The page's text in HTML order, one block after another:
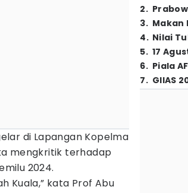
di Lapangan Kopelma
mengkritik terhadap
2024.
Kuala,” kata Prof Abu
2.
3. Makan
4. Nilai
5. 17
6. Piala
7. GIIAS